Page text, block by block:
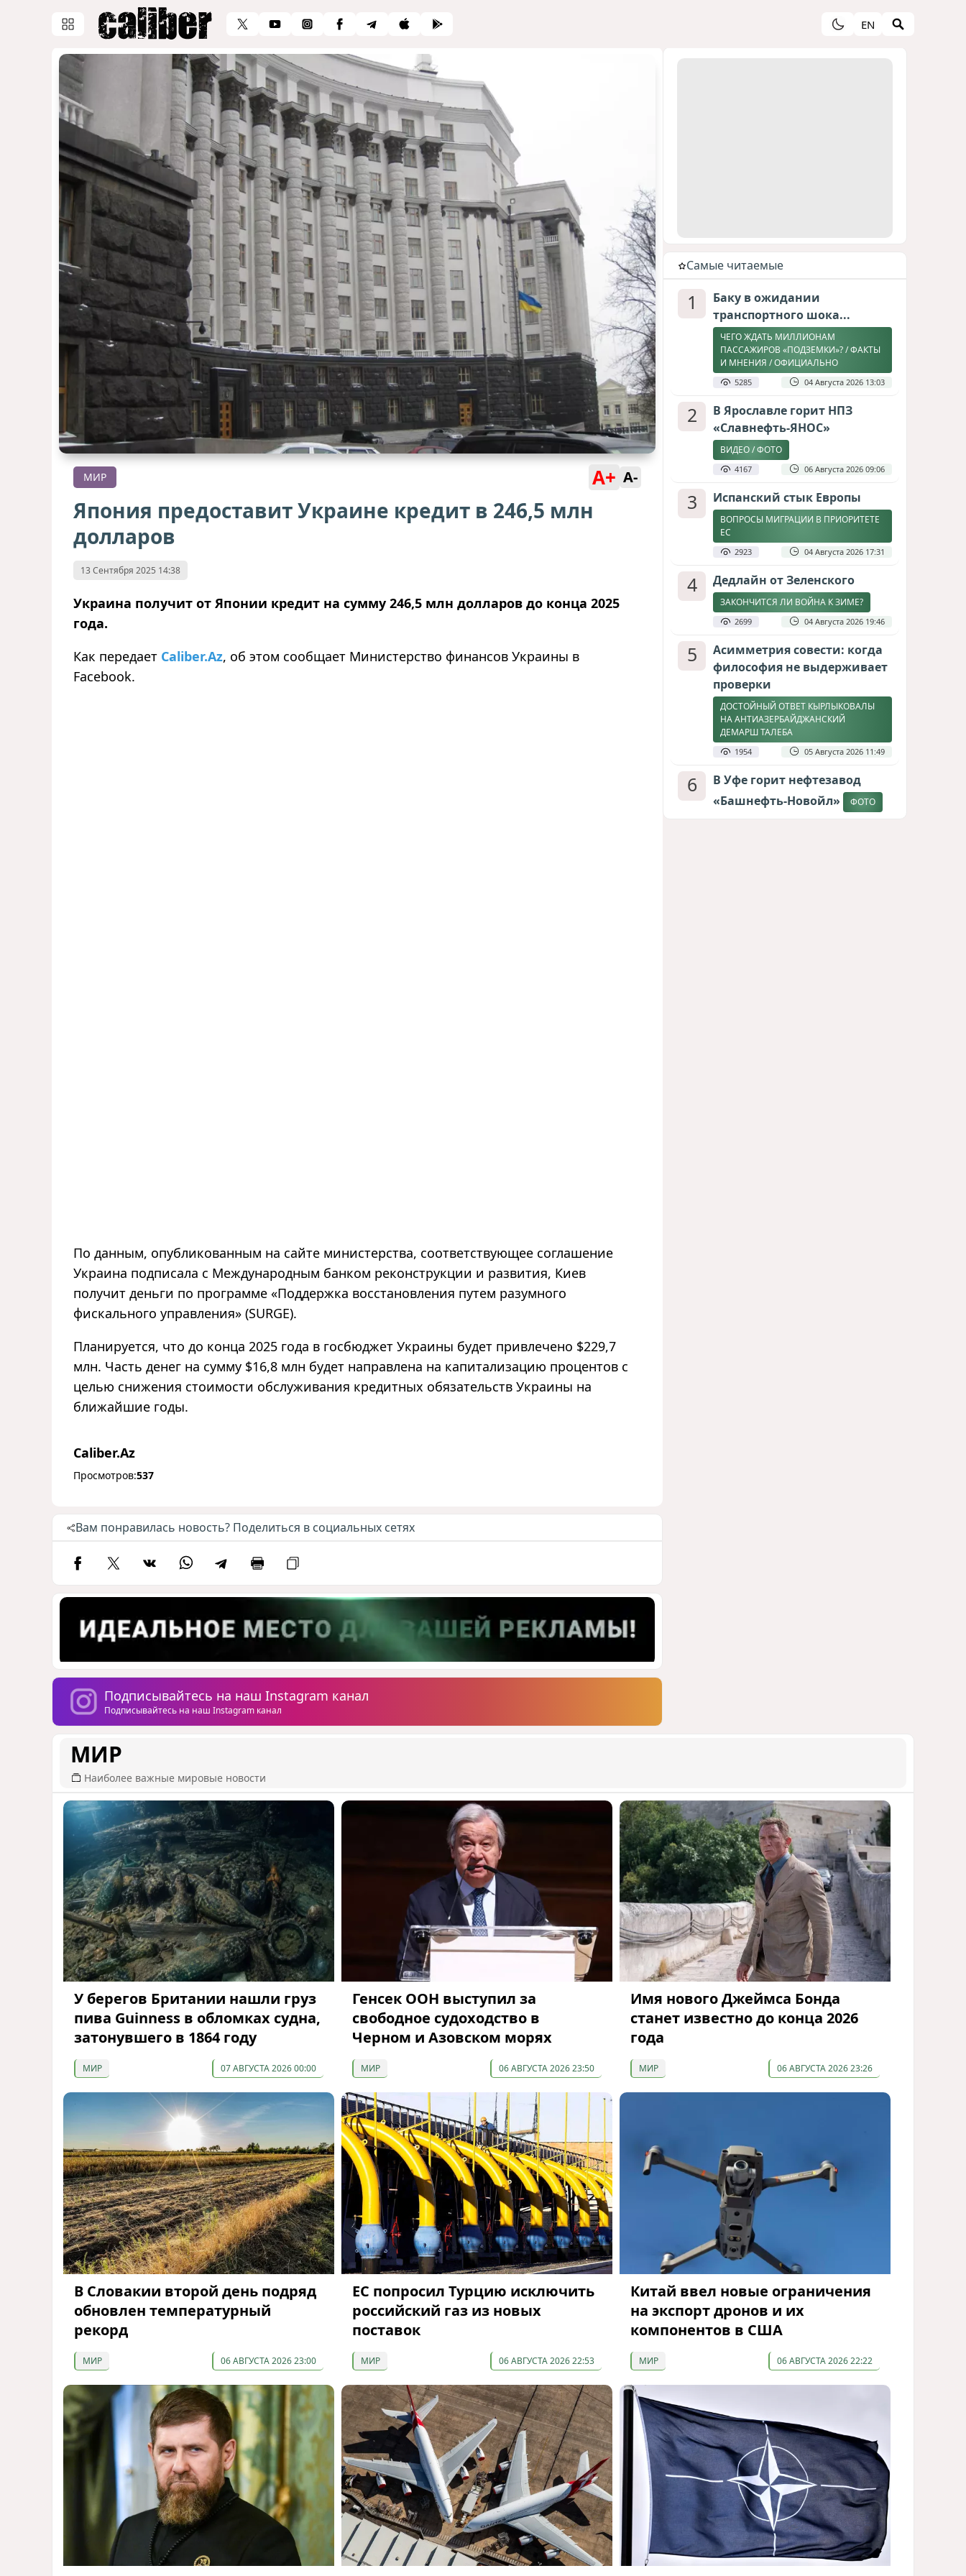
EN
МИР A+ A-
Япония предоставит Украине кредит в 246,5 млн
долларов
13 Сентября 2025 14:38
Украина получит от Японии кредит на сумму 246,5 млн долларов до конца 2025
года.
Как передает Caliber.Az, об этом сообщает Министерство финансов Украины в
Facebook.
По данным, опубликованным на сайте министерства, соответствующее соглашение
Украина подписала с Международным банком реконструкции и развития, Киев
получит деньги по программе «Поддержка восстановления путем разумного
фискального управления» (SURGE).
Планируется, что до конца 2025 года в госбюджет Украины будет привлечено $229,7
млн. Часть денег на сумму $16,8 млн будет направлена на капитализацию процентов с
целью снижения стоимости обслуживания кредитных обязательств Украины на
ближайшие годы.
Caliber.Az
Просмотров:537
Вам понравилась новость? Поделиться в социальных сетях
Подписывайтесь на наш Instagram канал
Подписывайтесь на наш Instagram канал
Cамые читаемые
1
Баку в ожидании
транспортного шока...
ЧЕГО ЖДАТЬ МИЛЛИОНАМ
ПАССАЖИРОВ «ПОДЗЕМКИ»? / ФАКТЫ
И МНЕНИЯ / ОФИЦИАЛЬНО
5285 04 Августа 2026 13:03
2
В Ярославле горит НПЗ
«Славнефть-ЯНОС»
ВИДЕО / ФОТО
4167 06 Августа 2026 09:06
3 Испанский стык Европы
ВОПРОСЫ МИГРАЦИИ В ПРИОРИТЕТЕ
ЕС
2923 04 Августа 2026 17:31
4 Дедлайн от Зеленского
ЗАКОНЧИТСЯ ЛИ ВОЙНА К ЗИМЕ?
2699 04 Августа 2026 19:46
5
Асимметрия совести: когда
философия не выдерживает
проверки
ДОСТОЙНЫЙ ОТВЕТ КЫРЛЫКОВАЛЫ
НА АНТИАЗЕРБАЙДЖАНСКИЙ
ДЕМАРШ ТАЛЕБА
1954 05 Августа 2026 11:49
6
В Уфе горит нефтезавод
«Башнефть-Новойл»
ФОТО
МИР
Наиболее важные мировые новости
У берегов Британии нашли груз
пива Guinness в обломках судна,
затонувшего в 1864 году
МИР 07 АВГУСТА 2026 00:00
Генсек ООН выступил за
свободное судоходство в
Черном и Азовском морях
МИР 06 АВГУСТА 2026 23:50
Имя нового Джеймса Бонда
станет известно до конца 2026
года
МИР 06 АВГУСТА 2026 23:26
В Словакии второй день подряд
обновлен температурный
рекорд
МИР 06 АВГУСТА 2026 23:00
ЕС попросил Турцию исключить
российский газ из новых
поставок
МИР 06 АВГУСТА 2026 22:53
Китай ввел новые ограничения
на экспорт дронов и их
компонентов в США
МИР 06 АВГУСТА 2026 22:22